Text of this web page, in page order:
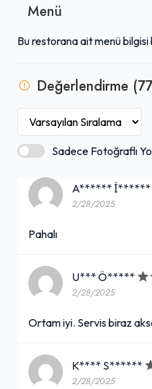
karşılanmaktadır.
Menü
Bu restorana ait menü bilgisi
Değerlendirme
Sadece Fotoğraflı
A****** İ******
2/28/2025
Pahalı
U*** Ö*****
2/28/2025
Ortam iyi. Servis biraz
K**** S******
2/28/2025